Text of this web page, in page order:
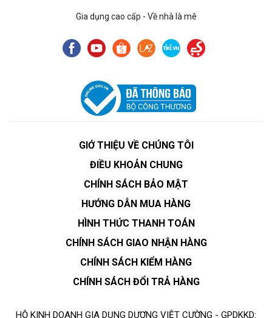
Gia dụng cao cấp - Về nhà là mê
GIỚ THIỆU VỀ CHÚNG TÔI
ĐIỀU KHOẢN CHUNG
CHÍNH SÁCH BẢO MẬT
HƯỚNG DẪN MUA HÀNG
HÌNH THỨC THANH TOÁN
CHÍNH SÁCH GIAO NHẬN HÀNG
CHÍNH SÁCH KIỂM HÀNG
CHÍNH SÁCH ĐỔI TRẢ HÀNG
HỘ KINH DOANH GIA DỤNG DƯƠNG VIỆT CƯỜNG - GPDKKD: